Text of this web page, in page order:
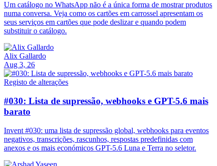
Um catálogo no WhatsApp não é a única forma de mostrar produtos
numa conversa. Veja como os cartões em carrossel apresentam os
seus serviços em cartões que pode deslizar e quando podem
substituir o catálogo.
Alix Gallardo
Aug 3, 26
Registo de alterações
#030: Lista de supressão, webhooks e GPT-5.6 mais
barato
Invent #030: uma lista de supressão global, webhooks para eventos
negativos, transcrições, rascunhos, respostas predefinidas com
anexos e os mais económicos GPT-5.6 Luna e Terra no seletor.